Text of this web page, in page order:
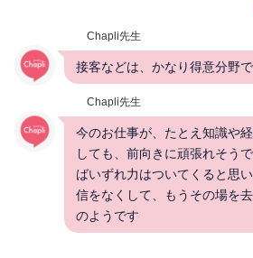
Chapli先生
接客などは、かなり得意分野
Chapli先生
今のお仕事が、たとえ知識や
しても、前向きに頑張れそう
ばいずれ力はついてくると思
信をなくして、もうその場を
のようです